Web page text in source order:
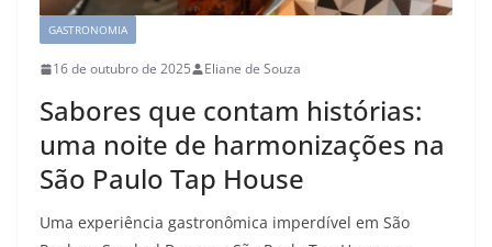
GASTRONOMIA
16 de outubro de 2025 Eliane de Souza
Sabores que contam histórias:
uma noite de harmonizações na
São Paulo Tap House
Uma experiência gastronômica imperdível em São